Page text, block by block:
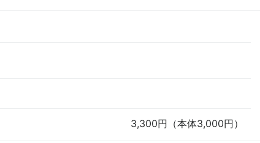
3,300円（本体3,000円）